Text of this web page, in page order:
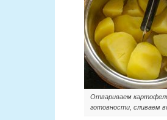
Отвариваем
готовности, сливаем